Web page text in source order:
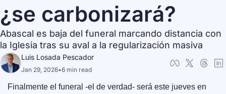
¿se carbonizará?
Abascal es baja del funeral marcando distancia con
la Iglesia tras su aval a la regularización masiva
Luis Losada Pescador
Jan 29, 2026•6 min read
Finalmente el funeral -el de verdad- será este jueves en